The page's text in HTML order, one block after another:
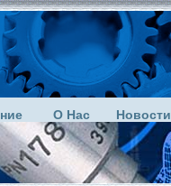
О Нас Новости